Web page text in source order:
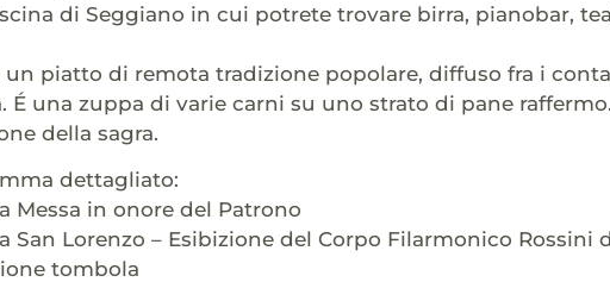
di Seggiano in cui potrete trovare birra, pianobar,
un piatto di remota tradizione popolare, diffuso fra i
É una zuppa di varie carni su uno strato di pane
della sagra.
dettagliato:
Messa in onore del Patrono
San Lorenzo – Esibizione del Corpo Filarmonico Rossini
tombola